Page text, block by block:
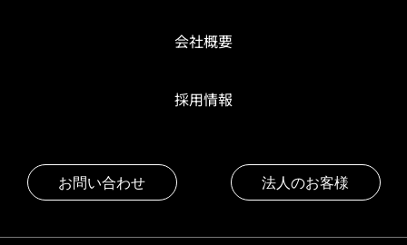
会社概要
採用情報
お問い合わせ 法人のお客様